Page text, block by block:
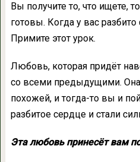
Вы получите то, что ищете,
готовы. Когда у вас
Примите этот урок.
Любовь, которая придёт
со всеми предыдущими.
похожей, и тогда-то вы и
разбитое сердце и стали
Эта любовь принесёт вам